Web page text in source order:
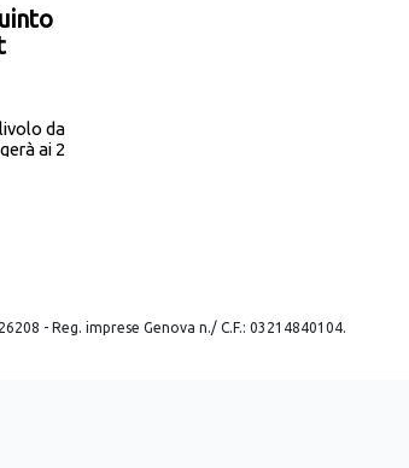
da
ai 2
- Reg. imprese Genova n./ C.F.: 03214840104.